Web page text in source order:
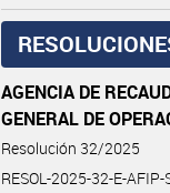
AGENCIA DE
GENERAL DE
Resolución 32/2025
RESOL-2025-32-E-AFIP-